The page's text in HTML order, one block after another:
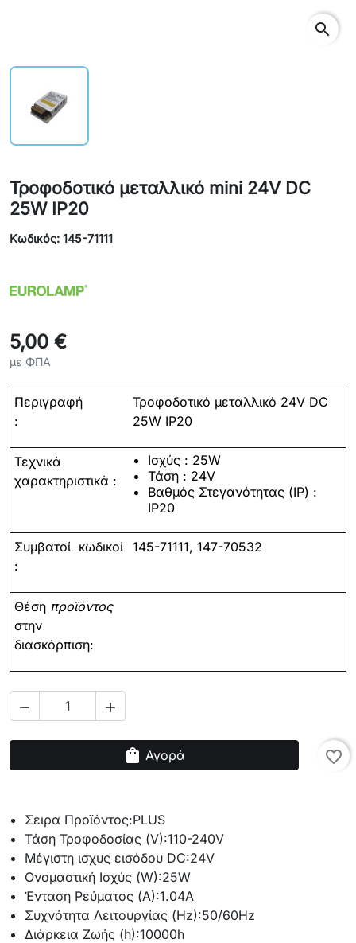
search
Τροφοδοτικό μεταλλικό mini 24V DC
25W IP20
Κωδικός: 145-71111
5,00 €
με ΦΠΑ
Περιγραφή
:
Τροφοδοτικό μεταλλικό 24V DC
25W IP20
Τεχνικά
χαρακτηριστικά :
Ισχύς : 25W
Τάση : 24V
Βαθμός Στεγανότητας (IP) :
IP20
Συμβατοί κωδικοί
:
145-71111, 147-70532
Θέση προϊόντος
στην
διασκόρπιση:
 
shopping_bag Αγορά favorite_border
Σειρα Προϊόντος:PLUS
Τάση Τροφοδοσίας (V):110-240V
Μέγιστη ισχυς εισόδου DC:24V
Ονομαστική Ισχύς (W):25W
Ένταση Ρεύματος (Α):1.04A
Συχνότητα Λειτουργίας (Hz):50/60Hz
Διάρκεια Ζωής (h):10000h